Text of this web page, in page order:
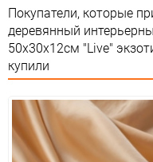
Особые условия
Минимальное количество
Покупатели, которые
деревянный
50х30х12см "Live"
купили